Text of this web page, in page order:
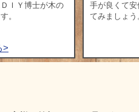
ＩＹ博士が木の
。
>
手が良くて
てみましょう